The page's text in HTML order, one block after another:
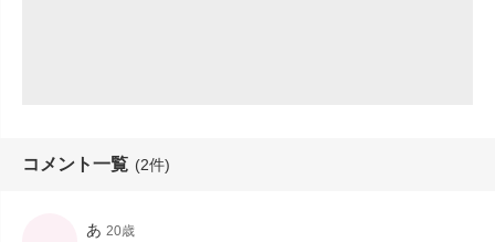
コメント一覧 (2件)
あ 20歳